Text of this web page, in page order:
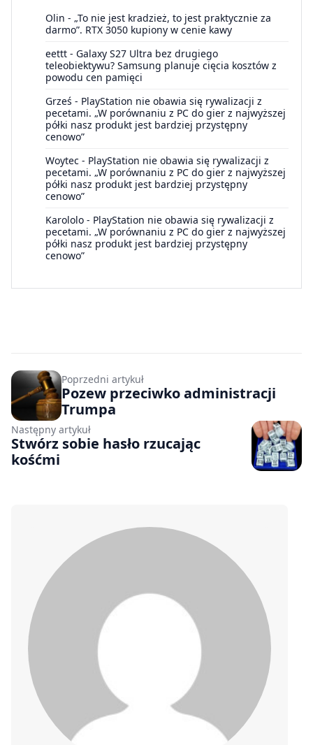
Olin - „To nie jest kradzież, to jest praktycznie za
darmo”. RTX 3050 kupiony w cenie kawy
eettt - Galaxy S27 Ultra bez drugiego
teleobiektywu? Samsung planuje cięcia kosztów z
powodu cen pamięci
Grześ - PlayStation nie obawia się rywalizacji z
pecetami. „W porównaniu z PC do gier z najwyższej
półki nasz produkt jest bardziej przystępny
cenowo”
Woytec - PlayStation nie obawia się rywalizacji z
pecetami. „W porównaniu z PC do gier z najwyższej
półki nasz produkt jest bardziej przystępny
cenowo”
Karololo - PlayStation nie obawia się rywalizacji z
pecetami. „W porównaniu z PC do gier z najwyższej
półki nasz produkt jest bardziej przystępny
cenowo”
Poprzedni artykuł
Pozew przeciwko administracji
Trumpa
Następny artykuł
Stwórz sobie hasło rzucając
kośćmi